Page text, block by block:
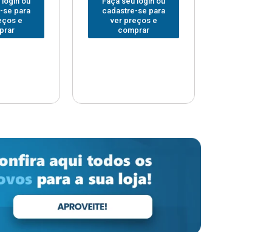
se para
e
cadastre-se para
ver preços e
comprar